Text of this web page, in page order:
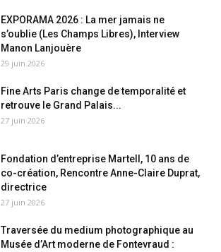
EXPORAMA 2026 : La mer jamais ne
s’oublie (Les Champs Libres), Interview
Manon Lanjouère
29 juin 2026
Fine Arts Paris change de temporalité et
retrouve le Grand Palais...
27 juin 2026
Fondation d’entreprise Martell, 10 ans de
co-création, Rencontre Anne-Claire Duprat,
directrice
27 juin 2026
Traversée du medium photographique au
Musée d’Art moderne de Fontevraud :